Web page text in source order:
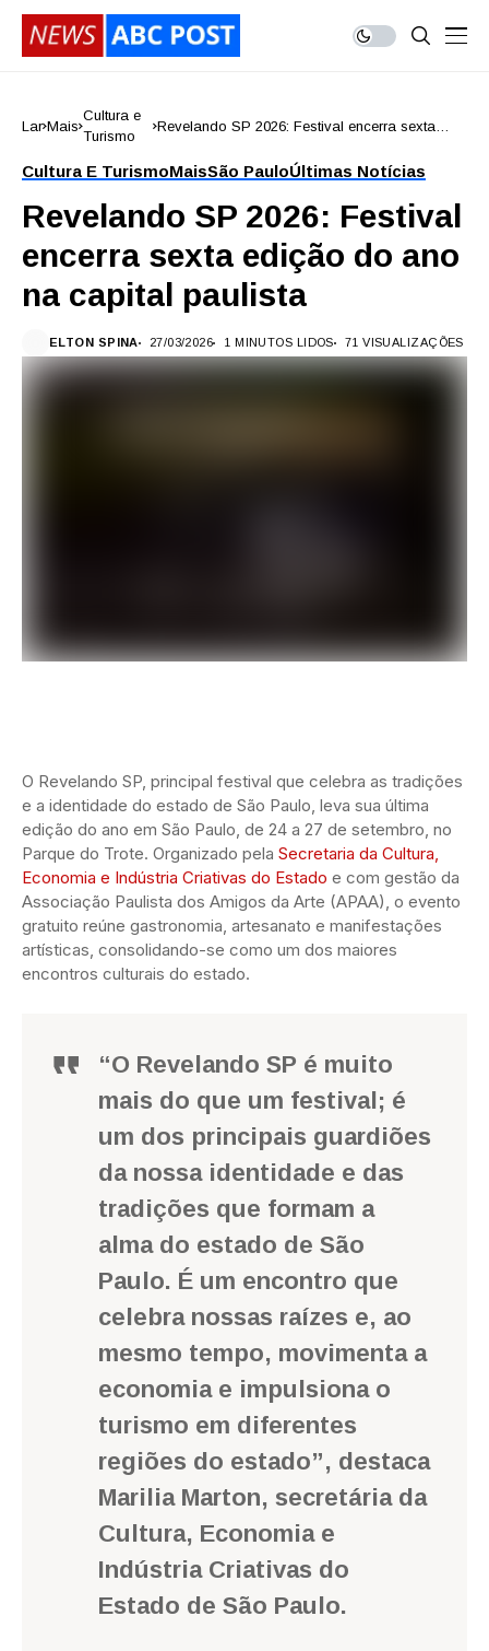
Lar Mais
Cultura e
Turismo
Revelando SP 2026: Festival encerra sexta
Cultura E TurismoMaisSão PauloÚltimas Notícias
Revelando SP 2026: Festival
encerra sexta edição do ano
na capital paulista
ELTON SPINA 27/03/2026 1 MINUTOS LIDOS 71 VISUALIZAÇÕES
O Revelando SP, principal festival que celebra as tradições
e a identidade do estado de São Paulo, leva sua última
edição do ano em São Paulo, de 24 a 27 de setembro, no
Parque do Trote. Organizado pela Secretaria da Cultura,
Economia e Indústria Criativas do Estado e com gestão da
Associação Paulista dos Amigos da Arte (APAA), o evento
gratuito reúne gastronomia, artesanato e manifestações
artísticas, consolidando-se como um dos maiores
encontros culturais do estado.
“O Revelando SP é muito
mais do que um festival; é
um dos principais guardiões
da nossa identidade e das
tradições que formam a
alma do estado de São
Paulo. É um encontro que
celebra nossas raízes e, ao
mesmo tempo, movimenta a
economia e impulsiona o
turismo em diferentes
regiões do estado”, destaca
Marilia Marton, secretária da
Cultura, Economia e
Indústria Criativas do
Estado de São Paulo.